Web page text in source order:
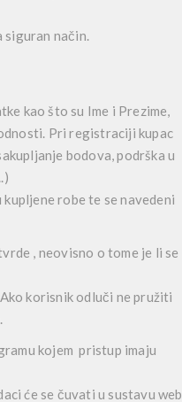
siguran način.
kao što su Ime i Prezime,
Pri registraciji kupac
bodova, podrška u
robe te se navedeni
, neovisno o tome je li se
korisnik odluči ne pružiti
kojem pristup imaju
će se čuvati u sustavu web